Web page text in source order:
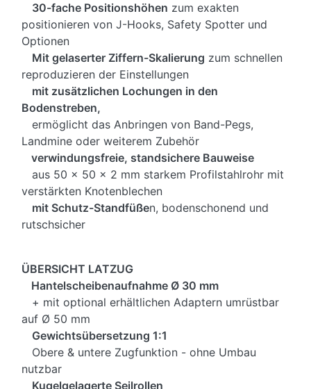
30-fache Positionshöhen zum exakten
positionieren von J-Hooks, Safety Spotter und
Optionen
Mit gelaserter Ziffern-Skalierung zum schnellen
reproduzieren der Einstellungen
mit zusätzlichen Lochungen in den
Bodenstreben,
ermöglicht das Anbringen von Band-Pegs,
Landmine oder weiterem Zubehör
verwindungsfreie, standsichere Bauweise
aus 50 x 50 x 2 mm starkem Profilstahlrohr mit
verstärkten Knotenblechen
mit Schutz-Standfüßen, bodenschonend und
rutschsicher
ÜBERSICHT LATZUG
Hantelscheibenaufnahme Ø 30 mm
+ mit optional erhältlichen Adaptern umrüstbar
auf Ø 50 mm
Gewichtsübersetzung 1:1
Obere & untere Zugfunktion - ohne Umbau
nutzbar
Kugelgelagerte Seilrollen